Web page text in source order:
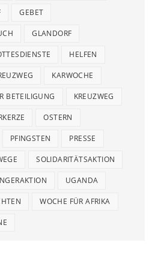
GEBET
GLANDORF
HELFEN
KARWOCHE
BETEILIGUNG KREUZWEG
OSTERN
PFINGSTEN PRESSE
SOLIDARITÄTSAKTION
UGANDA
WOCHE FÜR AFRIKA